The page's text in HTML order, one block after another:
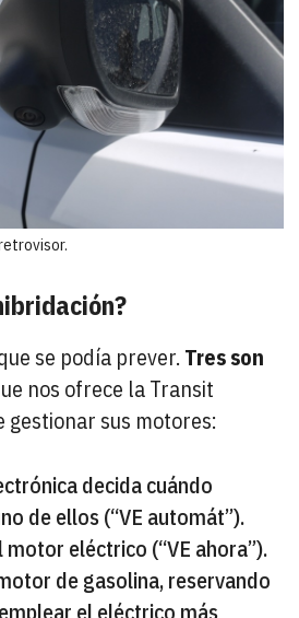
se podía prever. Tres son
nos ofrece la Transit
gestionar sus motores:
decida cuándo
de ellos (“VE automát”).
eléctrico (“VE ahora”).
de gasolina, reservando